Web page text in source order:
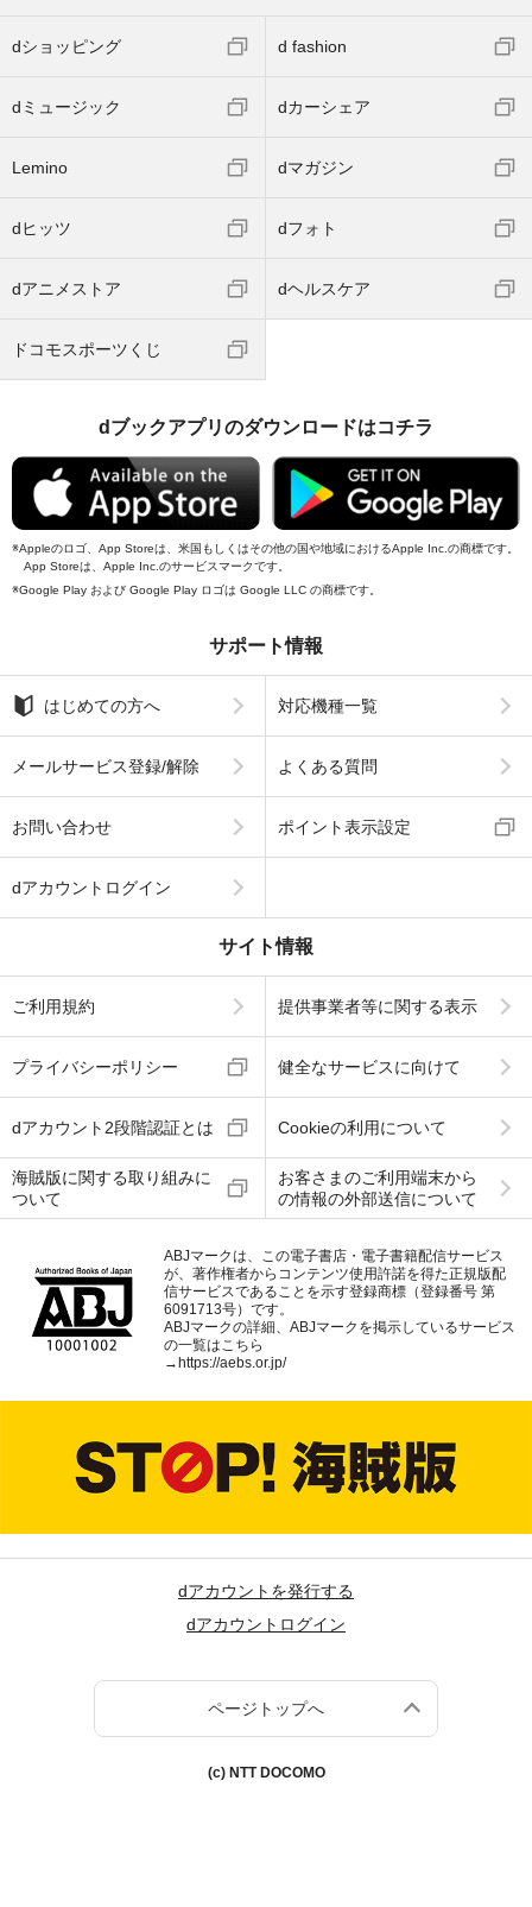
dショッピング d fashion
dミュージック dカーシェア
Lemino dマガジン
dヒッツ dフォト
dアニメストア dヘルスケア
ドコモスポーツくじ
dブックアプリのダウンロードはコチラ
Appleのロゴ、App Storeは、米国もしくはその他の国や地域におけるApple Inc.の商標です。
App Storeは、Apple Inc.のサービスマークです。
Google Play および Google Play ロゴは Google LLC の商標です。
サポート情報
はじめての方へ 対応機種一覧
メールサービス登録/解除 よくある質問
お問い合わせ ポイント表示設定
dアカウントログイン
サイト情報
ご利用規約 提供事業者等に関する表示
プライバシーポリシー 健全なサービスに向けて
dアカウント2段階認証とは Cookieの利用について
海賊版に関する取り組みに
ついて
お客さまのご利用端末から
の情報の外部送信について
ABJマークは、この電子書店・電子書籍配信サービス
が、著作権者からコンテンツ使用許諾を得た正規版配
信サービスであることを示す登録商標（登録番号 第
6091713号）です。
ABJマークの詳細、ABJマークを掲示しているサービス
の一覧はこちら
→https://aebs.or.jp/
dアカウントを発行する
dアカウントログイン
ページトップへ
(c) NTT DOCOMO